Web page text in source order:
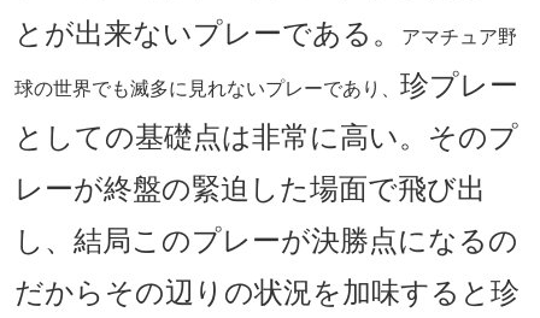
とが出来ないプレーである。
アマチュア野
球の世界でも滅多に見れないプレーであり、 珍プレー
としての基礎点は非常に高い。そのプ
レーが終盤の緊迫した場面で飛び出
し、結局このプレーが決勝点になるの
だからその辺りの状況を加味すると珍